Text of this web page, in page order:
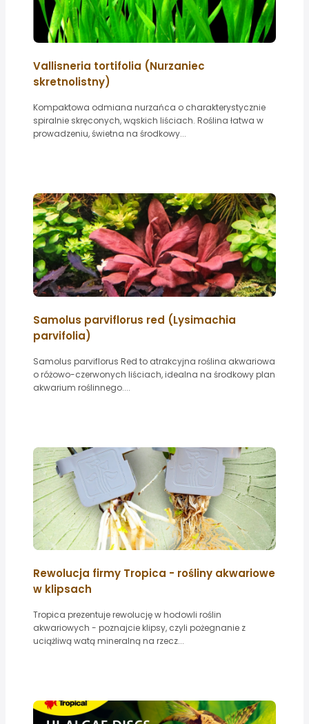
Vallisneria tortifolia (Nurzaniec
skretnolistny)
Kompaktowa odmiana nurzańca o charakterystycznie
spiralnie skręconych, wąskich liściach. Roślina łatwa w
prowadzeniu, świetna na środkowy...
Samolus parviflorus red (Lysimachia
parvifolia)
Samolus parviflorus Red to atrakcyjna roślina akwariowa
o różowo-czerwonych liściach, idealna na środkowy plan
akwarium roślinnego....
Rewolucja firmy Tropica - rośliny akwariowe
w klipsach
Tropica prezentuje rewolucję w hodowli roślin
akwariowych - poznajcie klipsy, czyli pożegnanie z
uciążliwą watą mineralną na rzecz...